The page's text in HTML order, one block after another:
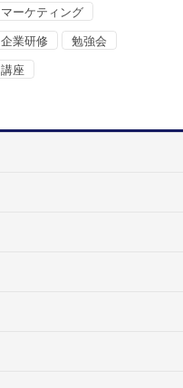
マーケティング
企業研修 勉強会
講座